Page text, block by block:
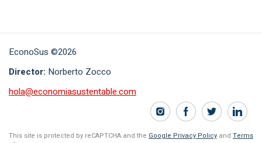
EconoSus ©2026
Director: Norberto Zocco
hola@economiasustentable.com
This site is protected by reCAPTCHA and the Google Privacy Policy and Terms